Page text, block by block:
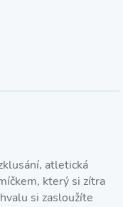
atletická
který si zítra
si zasloužíte